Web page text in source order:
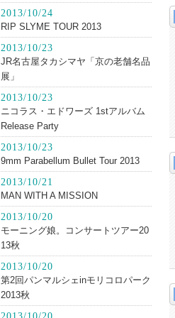
2013/10/24
RIP SLYME TOUR 2013
2013/10/23
JR名古屋タカシマヤ「京の老舗名品
展」
2013/10/23
ニコラス・エドワーズ 1stアルバム
Release Party
2013/10/23
9mm Parabellum Bullet Tour 2013
2013/10/21
MAN WITH A MISSION
2013/10/20
モーニング娘。コンサートツアー20
13秋
2013/10/20
第2回パンマルシェinモリコロパーク
2013秋
2013/10/20